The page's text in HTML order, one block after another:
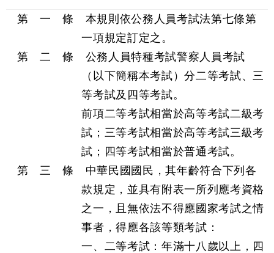
第 一 條 本規則依公務人員考試法第七條第
一項規定訂定之。
第 二 條 公務人員特種考試警察人員考試
（以下簡稱本考試）分二等考試、三
等考試及四等考試。
前項二等考試相當於高等考試二級考
試；三等考試相當於高等考試三級考
試；四等考試相當於普通考試。
第 三 條 中華民國國民，其年齡符合下列各
款規定，並具有附表一所列應考資格
之一，且無依法不得應國家考試之情
事者，得應各該等類考試：
一、二等考試：年滿十八歲以上，四